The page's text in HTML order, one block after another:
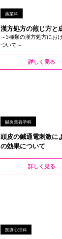
薬業科
漢方処方の煎じ方と
～5種類の漢方処方にお
ついて～
詳しく見る
鍼灸美容学科
頭皮の鍼通電刺激に
の効果について
詳しく見る
医療心理科